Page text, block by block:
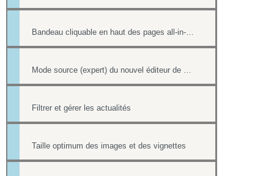
Bandeau cliquable en haut des pages all-in-web
Mode source (expert) du nouvel éditeur de page html
Filtrer et gérer les actualités
Taille optimum des images et des vignettes